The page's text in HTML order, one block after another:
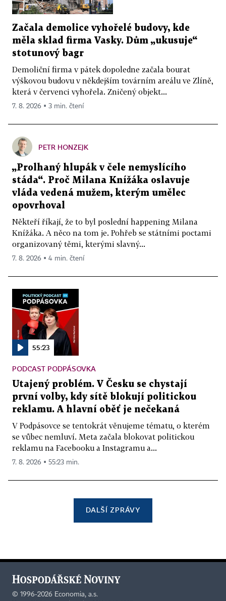
Začala demolice vyhořelé budovy, kde
měla sklad firma Vasky. Dům „ukusuje“
stotunový bagr
Demoliční firma v pátek dopoledne začala bourat
výškovou budovu v někdejším továrním areálu ve Zlíně,
která v červenci vyhořela. Zničený objekt...
7. 8. 2026 ▪ 3 min. čtení
PETR HONZEJK
„Prolhaný hlupák v čele nemyslícího
stáda“. Proč Milana Knížáka oslavuje
vláda vedená mužem, kterým umělec
opovrhoval
Někteří říkají, že to byl poslední happening Milana
Knížáka. A něco na tom je. Pohřeb se státními poctami
organizovaný těmi, kterými slavný...
7. 8. 2026 ▪ 4 min. čtení
55:23
PODCAST PODPÁSOVKA
Utajený problém. V Česku se chystají
první volby, kdy sítě blokují politickou
reklamu. A hlavní oběť je nečekaná
V Podpásovce se tentokrát věnujeme tématu, o kterém
se vůbec nemluví. Meta začala blokovat politickou
reklamu na Facebooku a Instagramu a...
7. 8. 2026 ▪ 55:23 min.
DALŠÍ ZPRÁVY
© 1996-2026 Economia, a.s.